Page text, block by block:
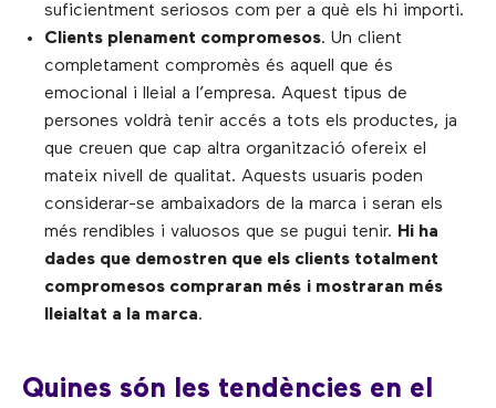
suficientment seriosos com per a què els hi importi.
Clients plenament compromesos. Un client
completament compromès és aquell que és
emocional i lleial a l’empresa. Aquest tipus de
persones voldrà tenir accés a tots els productes, ja
que creuen que cap altra organització ofereix el
mateix nivell de qualitat. Aquests usuaris poden
considerar-se ambaixadors de la marca i seran els
més rendibles i valuosos que se pugui tenir. Hi ha
dades que demostren que els clients totalment
compromesos compraran més i mostraran més
lleialtat a la marca.
Quines són les tendències en el